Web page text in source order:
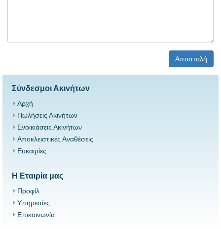
Αποστολή
Σύνδεσμοι Ακινήτων
Αρχή
Πωλήσεις Ακινήτων
Ενοικιάσεις Ακινήτων
Αποκλειστικές Αναθέσεις
Ευκαιρίες
Η Εταιρία μας
Προφίλ
Υπηρεσίες
Επικοινωνία